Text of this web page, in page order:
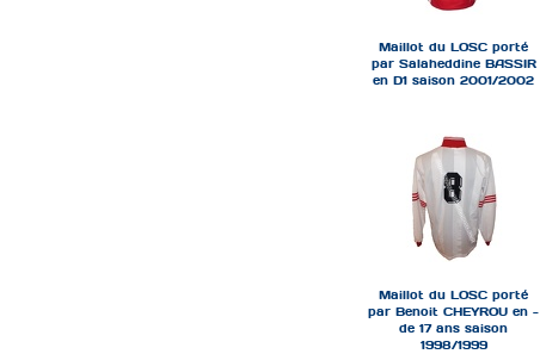
Maillot du LOSC porté
par Salaheddine BASSIR
en D1 saison 2001/2002
Maillot du LOSC porté
par Benoit CHEYROU en -
de 17 ans saison
1998/1999